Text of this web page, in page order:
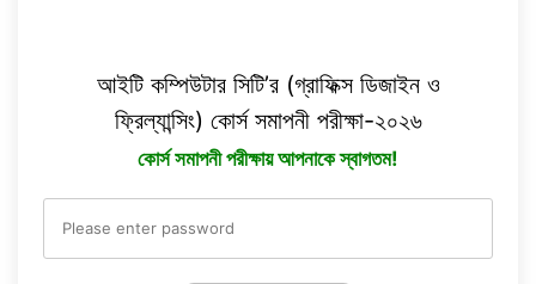
আইটি কম্পিউটার সিটি’র (গ্রাফিক্স ডিজাইন ও
ফ্রিল্যান্সিং) কোর্স সমাপনী পরীক্ষা-২০২৬
কোর্স সমাপনী পরীক্ষায় আপনাকে স্বাগতম!